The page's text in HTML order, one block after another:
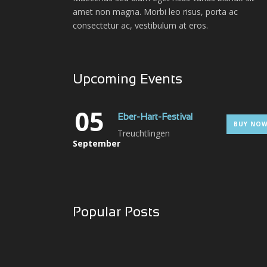
amet non magna. Morbi leo risus, porta ac
consectetur ac, vestibulum at eros.
Upcoming Events
05
September
Eber-Hart-Festival
Treuchtlingen
BUY
Popular Posts